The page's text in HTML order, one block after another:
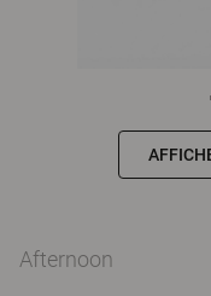
Afternoon